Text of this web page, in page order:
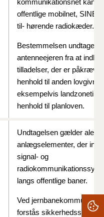
kommunikationsnet kan
offentlige mobilnet, SINE-
til- hørende radiokæder.
Bestemmelsen undtager
antenneejeren fra at
tilladelser, der er
henhold til anden
eksempelvis
henhold til planloven.
Undtagelsen gælder alene
anlægselementer, der
signal- og
langs offentlige baner.
Ved
forstås